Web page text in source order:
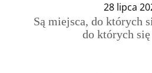
28 lipca
Są miejsca, do których
do których się